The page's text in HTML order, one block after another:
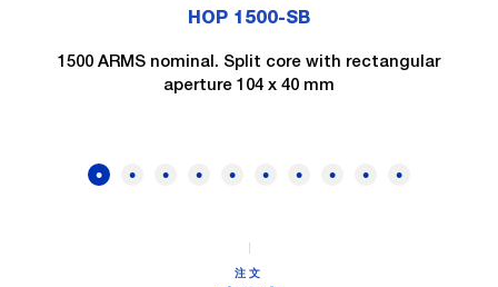
HOP 1500-SB
1500 ARMS nominal. Split core with rectangular
aperture 104 x 40 mm
注文